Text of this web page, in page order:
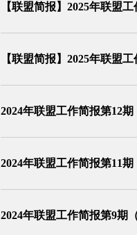
【联盟简报】2025年联盟
【联盟简报】2025年联盟
2024年联盟工作简报第12期
2024年联盟工作简报第11期
2024年联盟工作简报第9期